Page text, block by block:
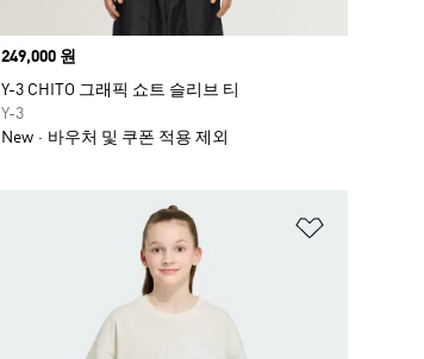
Price
249,000 원
Y-3 CHITO 그래픽 쇼트 슬리브 티
Y-3
New
바우처 및 쿠폰 적용 제외